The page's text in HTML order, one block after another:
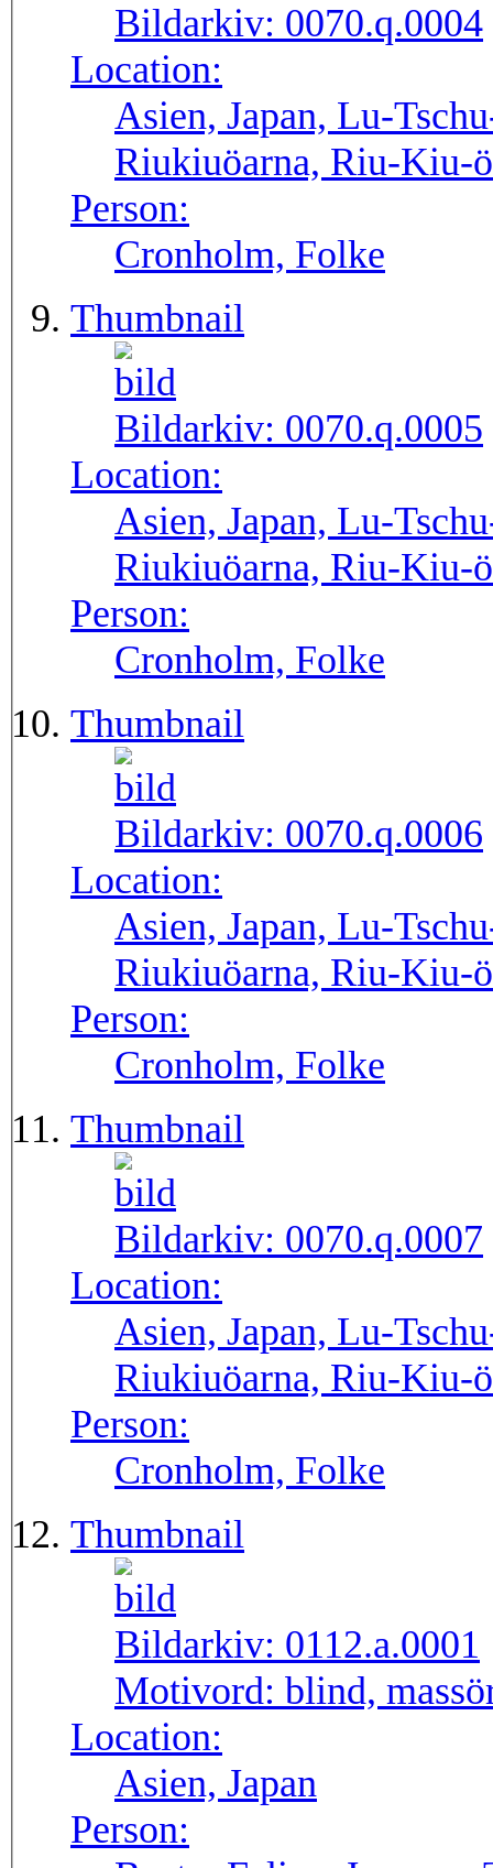
Bildarkiv: 0070.q.0004
Location:
Asien, Japan, Lu-
Riukiuöarna, Riu-Kiu-
Person:
Cronholm, Folke
Thumbnail
Bildarkiv: 0070.q.0005
Location:
Asien, Japan, Lu-
Riukiuöarna, Riu-Kiu-
Person:
Cronholm, Folke
Thumbnail
Bildarkiv: 0070.q.0006
Location:
Asien, Japan, Lu-
Riukiuöarna, Riu-Kiu-
Person:
Cronholm, Folke
Thumbnail
Bildarkiv: 0070.q.0007
Location:
Asien, Japan, Lu-
Riukiuöarna, Riu-Kiu-
Person:
Cronholm, Folke
Thumbnail
Bildarkiv: 0112.a.0001
Motivord: blind,
Location:
Asien, Japan
Person: